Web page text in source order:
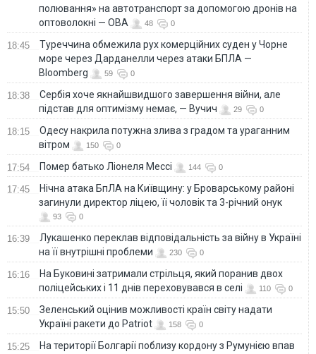
полювання» на автотранспорт за допомогою дронів на
оптоволокні — ОВА
48 0
18:45
Туреччина обмежила рух комерційних суден у Чорне
море через Дарданелли через атаки БПЛА —
Bloomberg
59 0
18:38
Сербія хоче якнайшвидшого завершення війни, але
підстав для оптимізму немає, — Вучич
29 0
18:15
Одесу накрила потужна злива з градом та ураганним
вітром
150 0
17:54 Помер батько Ліонеля Мессі 144 0
17:45
Нічна атака БпЛА на Київщину: у Броварському районі
загинули директор ліцею, її чоловік та 3-річний онук
93 0
16:39
Лукашенко переклав відповідальність за війну в Україні
на її внутрішні проблеми
230 0
16:16
На Буковині затримали стрільця, який поранив двох
поліцейських і 11 днів переховувався в селі
110 0
15:50
Зеленський оцінив можливості країн світу надати
Україні ракети до Patriot
158 0
15:25
На території Болгарії поблизу кордону з Румунією впав